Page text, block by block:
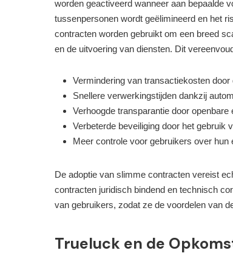
worden geactiveerd wanneer aan bepaalde
tussenpersonen wordt geëlimineerd en het
contracten worden gebruikt om een breed
en de uitvoering van diensten. Dit
Vermindering van transactiekosten
Snellere verwerkingstijden dankzij
Verhoogde transparantie door
Verbeterde beveiliging door het gebruik
Meer controle voor gebruikers over hun
De adoptie van slimme contracten vereist
contracten juridisch bindend en technisch
van gebruikers, zodat ze de voordelen van
Trueluck en de